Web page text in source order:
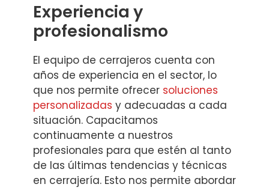
Experiencia y
profesionalismo
El equipo de cerrajeros cuenta con
años de experiencia en el sector, lo
que nos permite ofrecer soluciones
personalizadas y adecuadas a cada
situación. Capacitamos
continuamente a nuestros
profesionales para que estén al tanto
de las últimas tendencias y técnicas
en cerrajería. Esto nos permite abordar